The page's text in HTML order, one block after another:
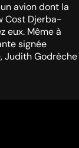
avion dont la
Cost Djerba-
eux. Même à
signée
Judith Godrèche